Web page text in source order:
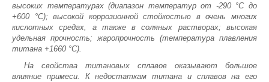
высоких температурах (диапазон температур от -290 °С до
+600 °С); высокой коррозионной стойкостью в очень многих
кислотных средах, а также в соляных растворах; высокая
удельная прочность; жаропрочность (температура плавления
титана +1660 °С).
На свойства титановых сплавов оказывают большое
влияние примеси. К недостаткам титана и сплавов на его